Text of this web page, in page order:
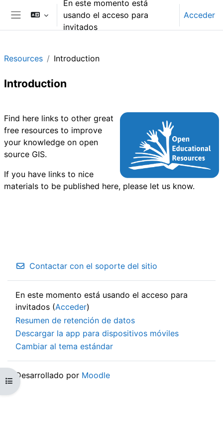
Salta al contenido principal
Panel lateral
En este momento está
usando el acceso para
invitados
Acceder
Abrir índice del curso
Resources Introduction
Introduction
Find here links to other great
free resources to improve
your knowledge on open
source GIS.
If you have links to nice
materials to be published here, please let us know.
Contactar con el soporte del sitio
En este momento está usando el acceso para
invitados (Acceder)
Resumen de retención de datos
Descargar la app para dispositivos móviles
Cambiar al tema estándar
Desarrollado por Moodle